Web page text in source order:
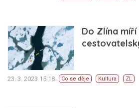
Do Zlína
23. 3. 2023 15:18 Co se děje Kultura ZL